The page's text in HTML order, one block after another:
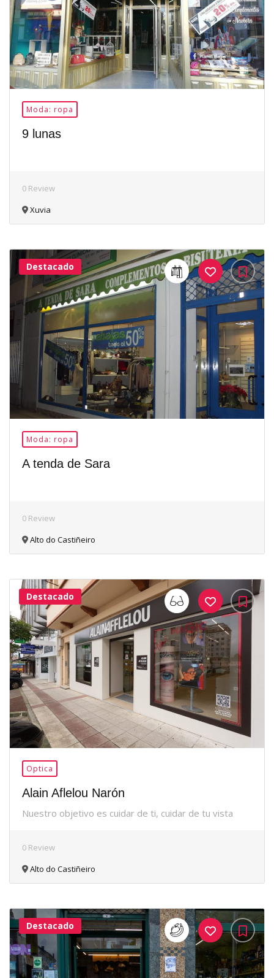
Moda: ropa
9 lunas
0 Review
Xuvia
40Me
Gusta
Destacado
Moda: ropa
A tenda de Sara
0 Review
Alto do Castiñeiro
33Me
Gusta
Destacado
Optica
Alain Aflelou Narón
Nuestro objetivo es cuidar de ti, cuidar de tu vista
0 Review
Alto do Castiñeiro
35Me
Gusta
Destacado